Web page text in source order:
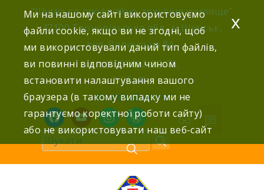
content
“Шумське професійно-технічне училище”
47100 Тернопільська обл., м.Шумськ,
вул. Волинська 8А,
тел: (03558) 2-22-76,
2-25-42,
shumdnz@ukr.net
facebookyoutubeinstagramwordpress
Ми на нашому сайті використовуємо
файли cookie, якщо ви не згодні, щоб
ми використовували даний тип файлів,
ви повинні відповідним чином
встановити налаштування вашого
браузера (в такому випадку ми не
гарантуємо коректної роботи сайту)
або не використовувати наш веб-сайт
x